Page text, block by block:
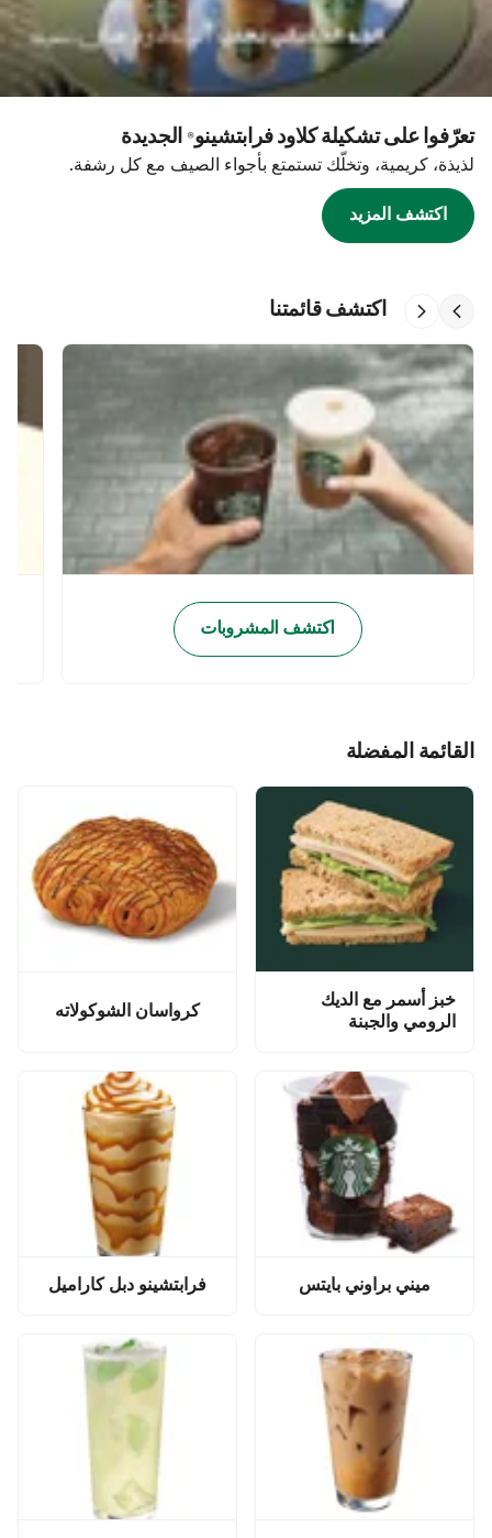
تعرّفوا على تشكيلة كلاود فرابتشينو® الجديدة
لذيذة، كريمية، وتخلّك تستمتع بأجواء الصيف مع كل رشفة.
اكتشف المزيد
اكتشف قائمتنا
اكتشف المشروبات
القائمة المفضلة
خبز أسمر مع الديك
الرومي والجبنة
كرواسان الشوكولاته
ميني براوني بايتس فرابتشينو دبل كاراميل